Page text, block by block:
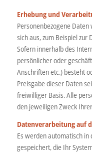
Erhebung und
Personenbezogene
sich aus, zum Beispiel
Sofern innerhalb des
persönlicher oder
Anschriften etc.) besteht
Preisgabe dieser Daten
freiwilliger Basis. Alle
den jeweiligen Zweck
Datenverarbeitung auf
Es werden automatisch
gespeichert, die Ihr